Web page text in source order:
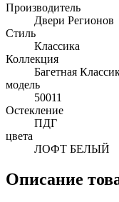
Производитель
Двери Регионов
Стиль
Классика
Коллекция
Багетная
модель
50011
Остекление
ПДГ
цвета
ЛОФТ БЕЛЫЙ
Описание